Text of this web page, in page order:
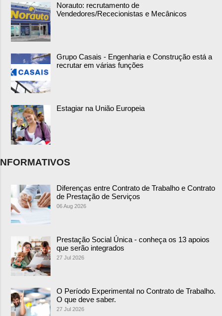
Norauto: recrutamento de
Vendedores/Rececionistas e Mecânicos
Grupo Casais - Engenharia e Construção está a
recrutar em várias funções
Estagiar na União Europeia
NFORMATIVOS
Diferenças entre Contrato de Trabalho e Contrato
de Prestação de Serviços
06 Aug 2026
Prestação Social Única - conheça os 13 apoios
que serão integrados
27 Jul 2026
O Período Experimental no Contrato de Trabalho.
O que deve saber.
27 Jul 2026